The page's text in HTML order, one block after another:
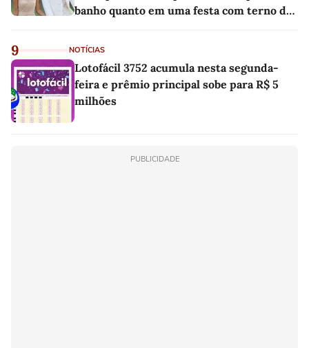
banho quanto em uma festa com terno de
9 NOTÍCIAS
Lotofácil 3752 acumula nesta segunda-
feira e prêmio principal sobe para R$ 5
milhões
PUBLICIDADE